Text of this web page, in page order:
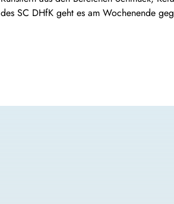
des SC DHfK geht es am Wochenende